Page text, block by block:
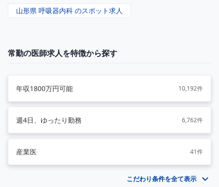
山形県 呼吸器内科 のスポット求人
常勤の医師求人を特徴から探す
年収1800万円可能 10,192件
週4日、ゆったり勤務 6,762件
産業医 41件
こだわり条件を全て表示